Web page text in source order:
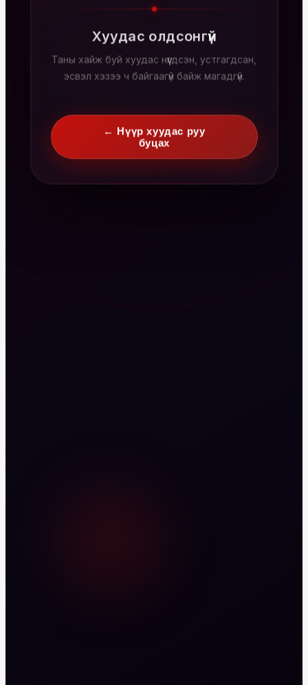
Хуудас олдсонгүй
Таны хайж буй хуудас нүүгдсэн, устгагдсан,
эсвэл хэзээ ч байгаагүй байж магадгүй.
← Нүүр хуудас руу
буцах